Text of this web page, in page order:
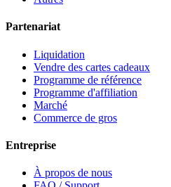
Partenariat
Liquidation
Vendre des cartes cadeaux
Programme de référence
Programme d'affiliation
Marché
Commerce de gros
Entreprise
À propos de nous